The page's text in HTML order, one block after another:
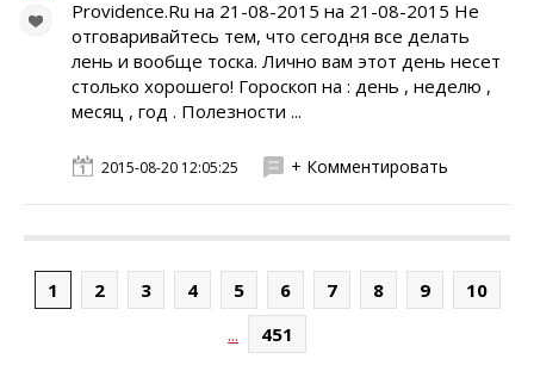
Providence.Ru на 21-08-2015 на 21-08-2015 Не
отговаривайтесь тем, что сегодня все делать
лень и вообще тоска. Лично вам этот день несет
столько хорошего! Гороскоп на : день , неделю ,
месяц , год . Полезности ...
2015-08-20 12:05:25 + Комментировать
1 2 3 4 5 6 7 8 9
10
...
451